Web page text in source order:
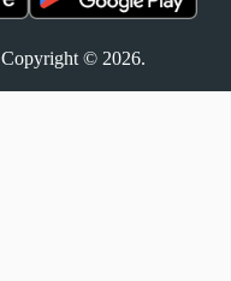
Copyright © 2026.